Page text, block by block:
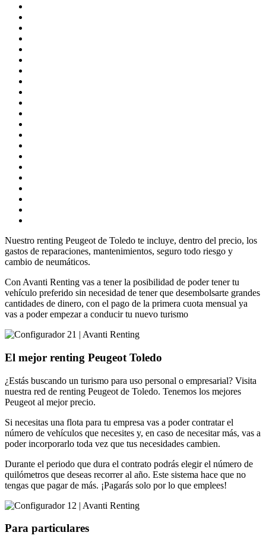
Nuestro renting Peugeot de Toledo te incluye, dentro del precio, los
gastos de reparaciones, mantenimientos, seguro todo riesgo y
cambio de neumáticos.
Con Avanti Renting vas a tener la posibilidad de poder tener tu
vehículo preferido sin necesidad de tener que desembolsarte grandes
cantidades de dinero, con el pago de la primera cuota mensual ya
vas a poder empezar a conducir tu nuevo turismo
El mejor renting Peugeot Toledo
¿Estás buscando un turismo para uso personal o empresarial? Visita
nuestra red de renting Peugeot de Toledo. Tenemos los mejores
Peugeot al mejor precio.
Si necesitas una flota para tu empresa vas a poder contratar el
número de vehículos que necesites y, en caso de necesitar más, vas a
poder incorporarlo toda vez que tus necesidades cambien.
Durante el periodo que dura el contrato podrás elegir el número de
quilómetros que deseas recorrer al año. Este sistema hace que no
tengas que pagar de más. ¡Pagarás solo por lo que emplees!
Para particulares